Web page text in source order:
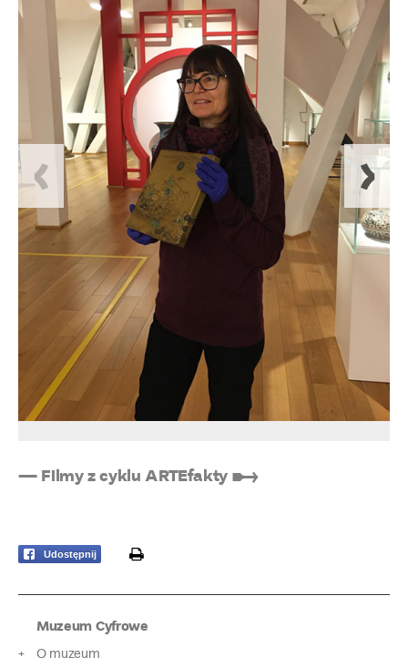
— Filmy z cyklu ARTEfakty ➸
Udostępnij print
Muzeum Cyfrowe
O muzeum